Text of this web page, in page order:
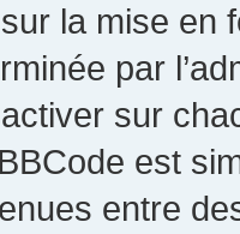
la mise en
par
sur
est
entre